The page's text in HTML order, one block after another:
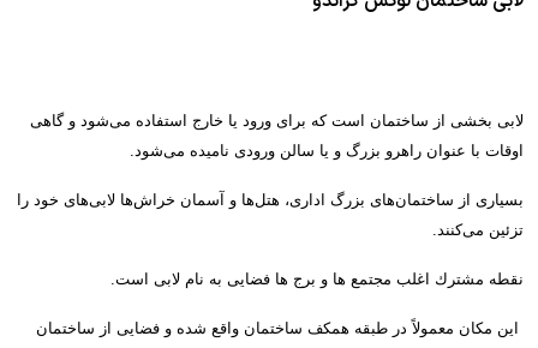
لابی بخشی از ساختمان است که برای ورود یا خارج استفاده می‌شود و گاهی
اوقات با عنوان راهرو بزرگ و یا سالن ورودی نامیده می‌شود.
بسیاری از ساختمان‌های بزرگ اداری، هتل‌ها و آسمان خراش‌ها لابی‌های خود را
تزئین می‌کنند.
نقطه مشترك اغلب مجتمع ها و برج ها فضایی به نام لابی است.
این مكان معمولاً در طبقه همكف ساختمان واقع شده و فضایی از ساختمان